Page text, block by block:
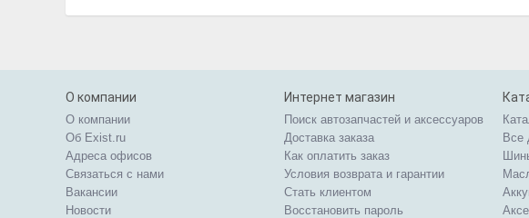
О компании
О компании
Об Exist.ru
Адреса офисов
Связаться с нами
Вакансии
Новости
Интернет магазин
Поиск автозапчастей и аксессуаров
Доставка заказа
Как оплатить заказ
Условия возврата и гарантии
Стать клиентом
Восстановить пароль
Все